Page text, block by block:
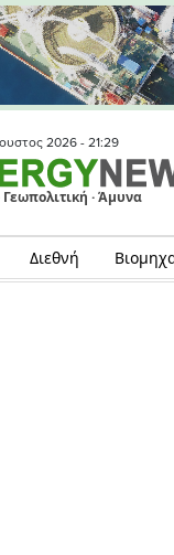
2026 - 21:29
· Άμυνα
Διεθνή